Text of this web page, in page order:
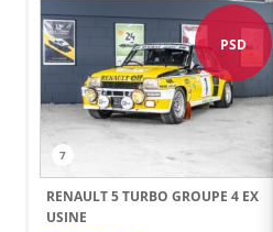
PSD
7
RENAULT 5 TURBO GROUPE 4 EX
USINE